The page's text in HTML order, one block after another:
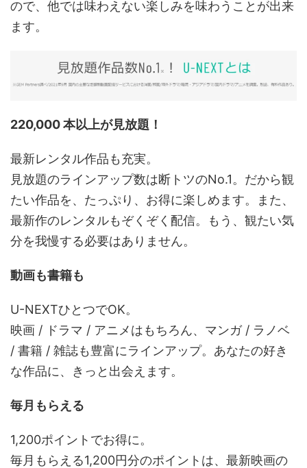
ので、他では味わえない楽しみを味わうことが出来
ます。
220,000 本以上が見放題！
最新レンタル作品も充実。
見放題のラインアップ数は断トツのNo.1。だから観
たい作品を、たっぷり、お得に楽しめます。また、
最新作のレンタルもぞくぞく配信。もう、観たい気
分を我慢する必要はありません。
動画も書籍も
U-NEXTひとつでOK。
映画 / ドラマ / アニメはもちろん、マンガ / ラノベ
/ 書籍 / 雑誌も豊富にラインアップ。あなたの好き
な作品に、きっと出会えます。
毎月もらえる
1,200ポイントでお得に。
毎月もらえる1,200円分のポイントは、最新映画の